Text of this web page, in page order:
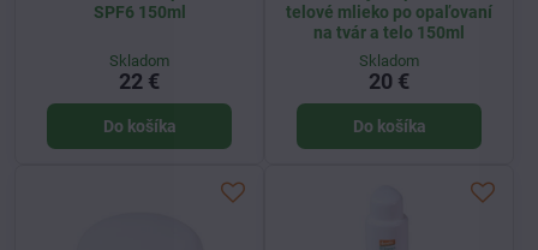
SPF6 150ml
Skladom
22 €
Do košíka
telové mlieko po opaľovaní
na tvár a telo 150ml
Skladom
20 €
Do košíka